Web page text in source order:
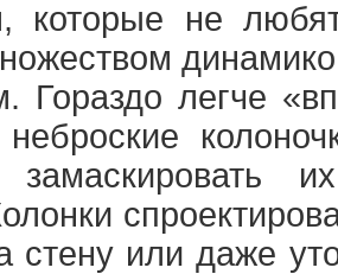
которые не
Гораздо легче
неброские
замаскировать
стену или даже